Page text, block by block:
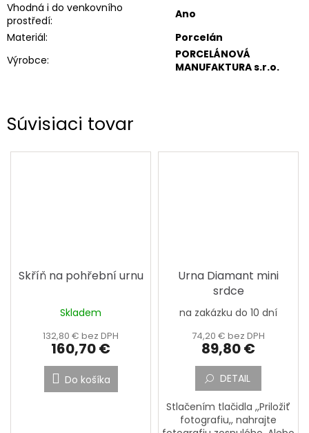
Súvisiaci tovar
Skříň na pohřební urnu
Skladem
132,80 € bez DPH
160,70 €
Do košíka
Urna Diamant mini
srdce
na zakázku do 10 dní
74,20 € bez DPH
89,80 €
DETAIL
Stlačením tlačidla ,,Priložiť
fotografiu,, nahrajte
Vhodná i do venkovního
prostředí:
Ano
Materiál:
Porcelán
Výrobce:
PORCELÁNOVÁ
MANUFAKTURA s.r.o.